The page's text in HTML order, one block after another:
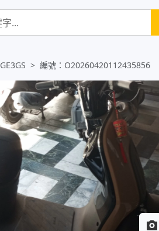
GE3GS 編號： O20260420112435856